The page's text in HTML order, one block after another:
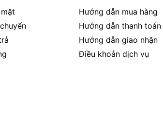
Hướng dẫn mua hàng
Hướng dẫn thanh toán
Hướng dẫn giao nhận
Điều khoản dịch vụ